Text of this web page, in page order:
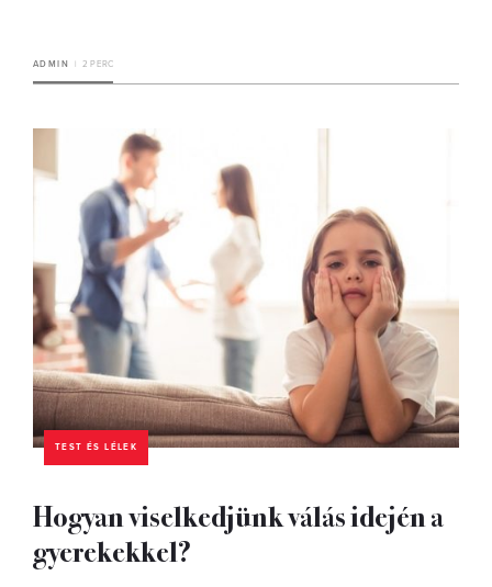
ADMIN 2 PERC
TEST ÉS LÉLEK
Hogyan viselkedjünk válás idején a
gyerekekkel?